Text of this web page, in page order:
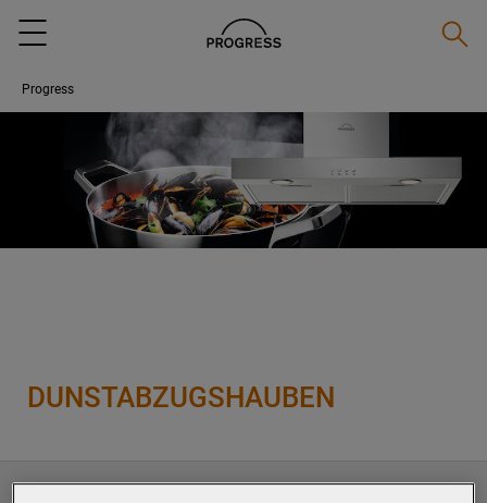
Menu
Progress
DUNSTABZUGSHAUBEN
Filtern